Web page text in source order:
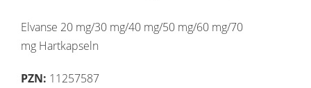
Elvanse 20 mg/30 mg/40 mg/50 mg/60 mg/70
mg Hartkapseln
PZN: 11257587